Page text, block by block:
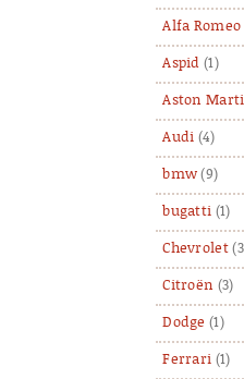
Alfa Romeo
Aspid (1)
Aston
Audi (4)
bmw (9)
bugatti (1)
Chevrolet
Citroën (3)
Dodge (1)
Ferrari (1)